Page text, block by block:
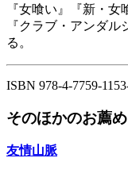
『女喰い』『新・
『クラブ・アンダ
る。
ISBN 978-4-7759-
そのほかのお薦め
友情山脈